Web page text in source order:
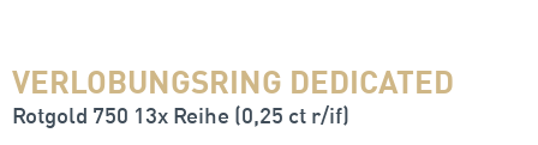
VERLOBUNGSRING DEDICATED
Rotgold 750 13x Reihe (0,25 ct r/if)